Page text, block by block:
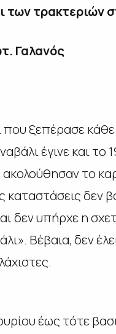
των τρακτεριών
Γαλανός
που ξεπέρασε
έγινε και το
το
καταστάσεις δεν
υπήρχε η
Βέβαια, δεν
έως τότε